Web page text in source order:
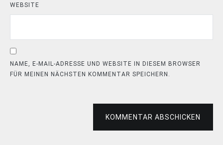
WEBSITE
NAME, E-MAIL-ADRESSE UND WEBSITE IN DIESEM BROWSER
FÜR MEINEN NÄCHSTEN KOMMENTAR SPEICHERN.
KOMMENTAR ABSCHICKEN